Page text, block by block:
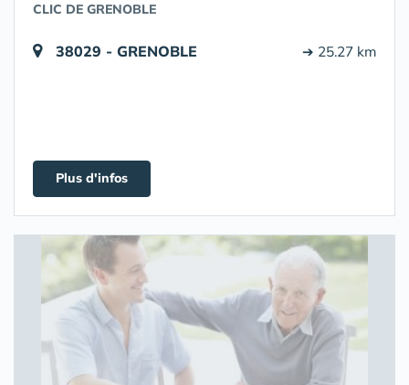
CLIC DE GRENOBLE
38029 - GRENOBLE ➔ 25.27 km
Plus d'infos